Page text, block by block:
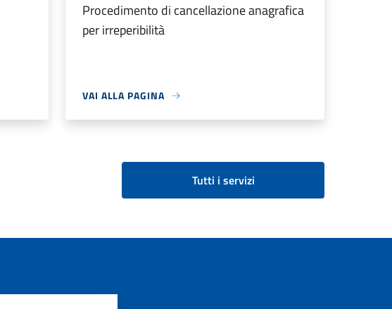
Procedimento di cancellazione anagrafica
per irreperibilità
VAI ALLA PAGINA
Tutti i servizi